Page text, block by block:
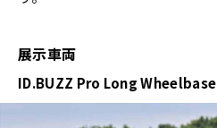
展示車両
ID.BUZZ Pro Long Wheelbase